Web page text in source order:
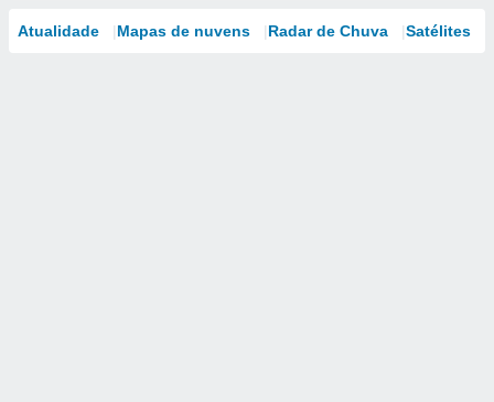
Atualidade Mapas de nuvens Radar de Chuva Satélites